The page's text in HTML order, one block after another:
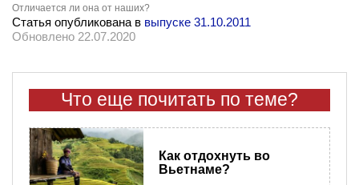
Отличается ли она от наших?
Статья опубликована в выпуске 31.10.2011
Обновлено 22.07.2020
Что еще почитать по теме?
Как отдохнуть во
Вьетнаме?